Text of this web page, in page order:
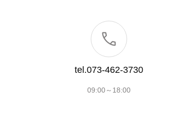
tel.073-462-3730
09:00～18:00